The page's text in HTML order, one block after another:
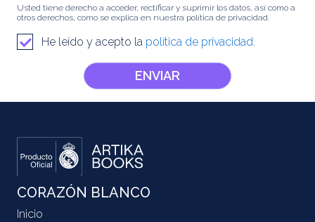
Usted tiene derecho a acceder, rectificar y suprimir los datos, así como a
otros derechos, como se explica en nuestra política de privacidad.
He leído y acepto la política de privacidad.
ENVIAR
CORAZÓN BLANCO
Inicio